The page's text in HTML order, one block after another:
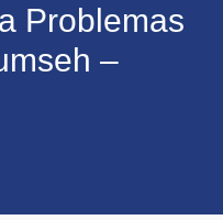
Problemas
–